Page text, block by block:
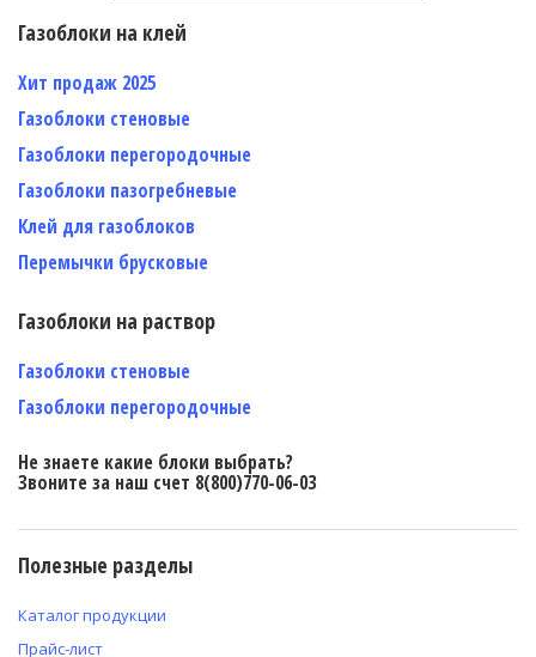
Газоблоки на клей
Хит продаж 2025
Газоблоки стеновые
Газоблоки перегородочные
Газоблоки пазогребневые
Клей для газоблоков
Перемычки брусковые
Газоблоки на раствор
Газоблоки стеновые
Газоблоки перегородочные
Не знаете какие блоки выбрать?
Звоните за наш счет 8(800)770-06-03
Полезные разделы
Каталог продукции
Прайс-лист